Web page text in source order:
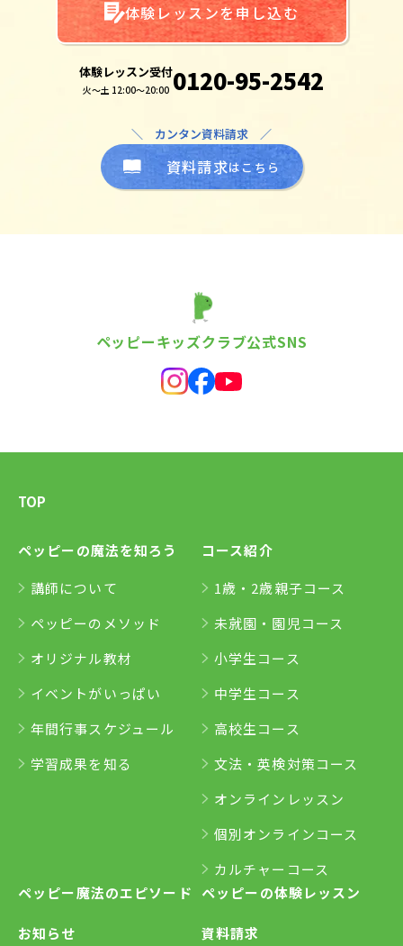
体験レッスンを申し込む
体験レッスン受付
火～土 12:00～20:00 0120-95-2542
＼ カンタン資料請求 ／
資料請求はこちら
ペッピーキッズクラブ公式SNS
TOP
ペッピーの魔法を知ろう
講師について
ペッピーのメソッド
オリジナル教材
イベントがいっぱい
年間行事スケジュール
学習成果を知る
コース紹介
1歳・2歳親子コース
未就園・園児コース
小学生コース
中学生コース
高校生コース
文法・英検対策コース
オンラインレッスン
個別オンラインコース
カルチャーコース
ペッピー魔法のエピソード
お知らせ
ペッピーの体験レッスン
資料請求